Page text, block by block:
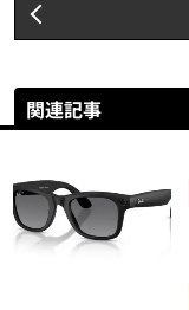
関連記事